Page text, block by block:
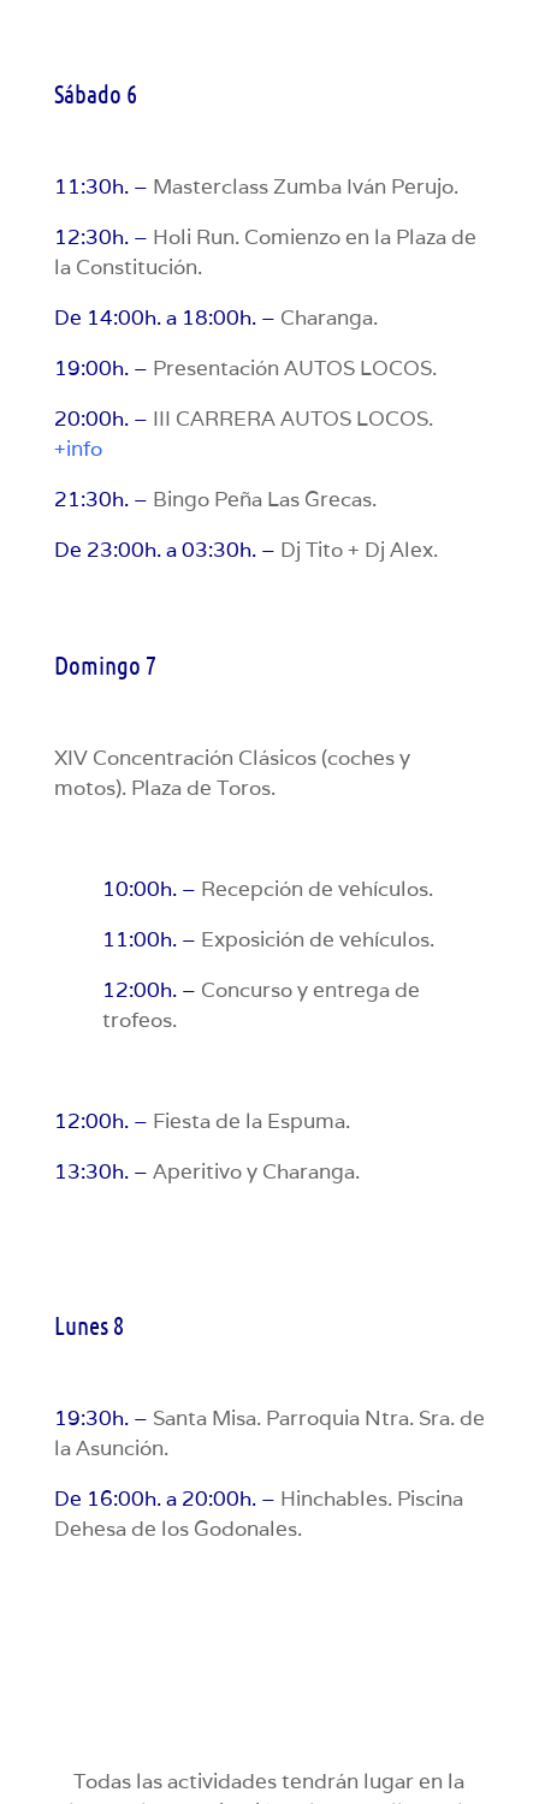
Sábado 6
11:30h. – Masterclass Zumba Iván Perujo.
12:30h. – Holi Run. Comienzo en la Plaza de
la Constitución.
De 14:00h. a 18:00h. – Charanga.
19:00h. – Presentación AUTOS LOCOS.
20:00h. – III CARRERA AUTOS LOCOS.
+info
21:30h. – Bingo Peña Las Grecas.
De 23:00h. a 03:30h. – Dj Tito + Dj Alex.
Domingo 7
XIV Concentración Clásicos (coches y
motos). Plaza de Toros.
10:00h. – Recepción de vehículos.
11:00h. – Exposición de vehículos.
12:00h. – Concurso y entrega de
trofeos.
12:00h. – Fiesta de la Espuma.
13:30h. – Aperitivo y Charanga.
Lunes 8
19:30h. – Santa Misa. Parroquia Ntra. Sra. de
la Asunción.
De 16:00h. a 20:00h. – Hinchables. Piscina
Dehesa de los Godonales.
Todas las actividades tendrán lugar en la